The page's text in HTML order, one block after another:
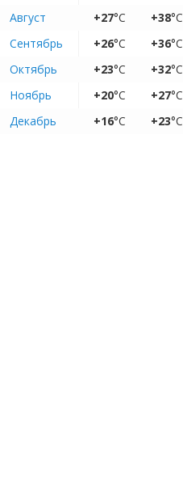
Август
+27°C +38°C
Сентябрь
+26°C +36°C
Октябрь
+23°C +32°C
Ноябрь
+20°C +27°C
Декабрь
+16°C +23°C